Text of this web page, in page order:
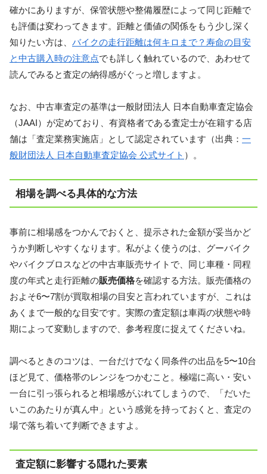
確かにありますが、保管状態や整備履歴によって同じ距離で
も評価は変わってきます。距離と価値の関係をもう少し深く
知りたい方は、 バイクの走行距離は何キロまで？寿命の目安
と中古購入時の注意点でも詳しく触れているので、あわせて
読んでみると査定の納得感がぐっと増しますよ。
なお、中古車査定の基準は一般財団法人 日本自動車査定協会
（JAAI）が定めており、有資格者である査定士が在籍する店
舗は「査定業務実施店」として認定されています（出典： 一
般財団法人 日本自動車査定協会 公式サイト ）。
相場を調べる具体的な方法
事前に相場感をつかんでおくと、提示された金額が妥当かど
うか判断しやすくなります。私がよく使うのは、グーバイク
やバイクブロスなどの中古車販売サイトで、同じ車種・同程
度の年式と走行距離の販売価格を確認する方法。販売価格の
およそ6〜7割が買取相場の目安と言われていますが、これは
あくまで一般的な目安です。実際の査定額は車両の状態や時
期によって変動しますので、参考程度に捉えてくださいね。
調べるときのコツは、一台だけでなく同条件の出品を5〜10台
ほど見て、価格帯のレンジをつかむこと。極端に高い・安い
一台に引っ張られると相場感がぶれてしまうので、「だいた
いこのあたりが真ん中」という感覚を持っておくと、査定の
場で落ち着いて判断できますよ。
査定額に影響する隠れた要素